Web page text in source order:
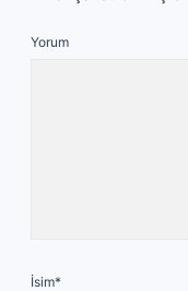
Yorum
İsim*